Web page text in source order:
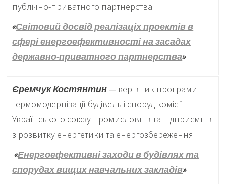
публічно-приватного партнерства
«Світовий досвід реалізаціх проектів в
сфері енергоефективності на засадах
державно-приватного партнерства»
Єремчук Костянтин— керівник програми
термомодернізації будівель і споруд комісії
Українського союзу промисловців та підприємців
з розвитку енергетики та енергозбереження
«Енергоефективні заходи в будівлях та
спорудах вищих навчальних закладів»